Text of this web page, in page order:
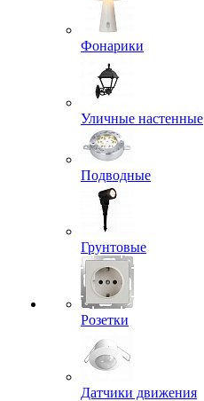
Фонарики
Уличные настенные
Подводные
Грунтовые
Розетки
Датчики движения